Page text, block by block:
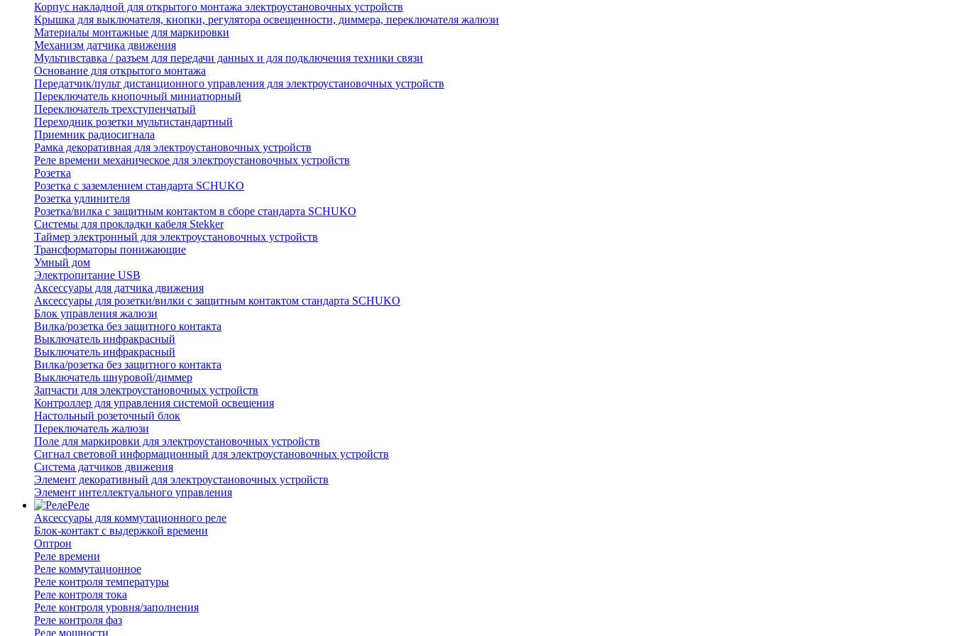
Корпус накладной для открытого монтажа электроустановочных устройств
Крышка для выключателя, кнопки, регулятора освещенности, диммера, переключателя жалюзи
Материалы монтажные для маркировки
Механизм датчика движения
Мультивставка / разъем для передачи данных и для подключения техники связи
Основание для открытого монтажа
Передатчик/пульт дистанционного управления для электроустановочных устройств
Переключатель кнопочный миниатюрный
Переключатель трехступенчатый
Переходник розетки мультистандартный
Приемник радиосигнала
Рамка декоративная для электроустановочных устройств
Реле времени механическое для электроустановочных устройств
Розетка
Розетка с заземлением стандарта SCHUKO
Розетка удлинителя
Розетка/вилка с защитным контактом в сборе стандарта SCHUKO
Системы для прокладки кабеля Stekker
Таймер электронный для электроустановочных устройств
Трансформаторы понижающие
Умный дом
Электропитание USB
Аксессуары для датчика движения
Аксессуары для розетки/вилки с защитным контактом стандарта SCHUKO
Блок управления жалюзи
Вилка/розетка без защитного контакта
Выключатель инфракрасный
Выключатель инфракрасный
Вилка/розетка без защитного контакта
Выключатель шнуровой/диммер
Запчасти для электроустановочных устройств
Контроллер для управления системой освещения
Настольный розеточный блок
Переключатель жалюзи
Поле для маркировки для электроустановочных устройств
Сигнал световой информационный для электроустановочных устройств
Система датчиков движения
Элемент декоративный для электроустановочных устройств
Элемент интеллектуального управления
Реле
Аксессуары для коммутационного реле
Блок-контакт с выдержкой времени
Оптрон
Реле времени
Реле коммутационное
Реле контроля температуры
Реле контроля тока
Реле контроля уровня/заполнения
Реле контроля фаз
Реле мощности